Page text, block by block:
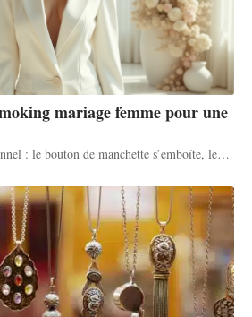
mariage femme pour une
: le bouton de manchette s’emboîte, le…